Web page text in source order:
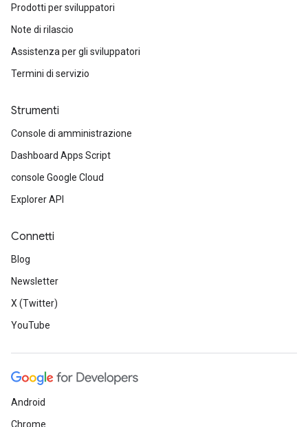
Prodotti per sviluppatori
Note di rilascio
Assistenza per gli sviluppatori
Termini di servizio
Strumenti
Console di amministrazione
Dashboard Apps Script
console Google Cloud
Explorer API
Connetti
Blog
Newsletter
X (Twitter)
YouTube
Android
Chrome